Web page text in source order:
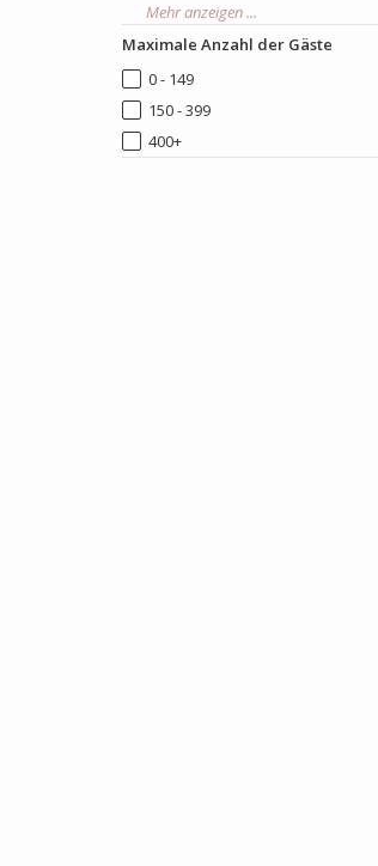
Mehr anzeigen ...
Maximale Anzahl der Gäste
0 - 149
150 - 399
400+